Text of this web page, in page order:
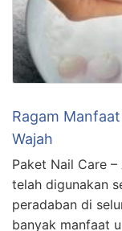
Ragam
Wajah
Paket Nail Care
telah digunakan
peradaban di
banyak manfaat